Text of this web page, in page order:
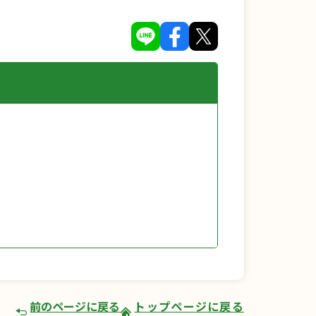
前のページに戻る トップページに戻る